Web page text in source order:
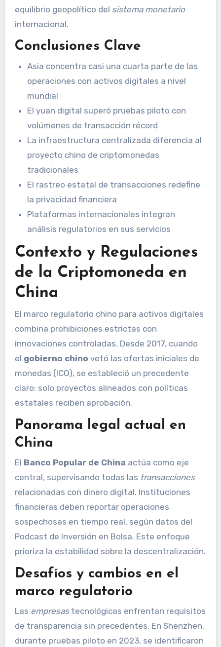
equilibrio geopolítico del sistema monetario
internacional.
Conclusiones Clave
Asia concentra casi una cuarta parte de las
operaciones con activos digitales a nivel
mundial
El yuan digital superó pruebas piloto con
volúmenes de transacción récord
La infraestructura centralizada diferencia al
proyecto chino de criptomonedas
tradicionales
El rastreo estatal de transacciones redefine
la privacidad financiera
Plataformas internacionales integran
análisis regulatorios en sus servicios
Contexto y Regulaciones
de la Criptomoneda en
China
El marco regulatorio chino para activos digitales
combina prohibiciones estrictas con
innovaciones controladas. Desde 2017, cuando
el gobierno chino vetó las ofertas iniciales de
monedas (ICO), se estableció un precedente
claro: solo proyectos alineados con políticas
estatales reciben aprobación.
Panorama legal actual en
China
El Banco Popular de China actúa como eje
central, supervisando todas las transacciones
relacionadas con dinero digital. Instituciones
financieras deben reportar operaciones
sospechosas en tiempo real, según datos del
Podcast de Inversión en Bolsa. Este enfoque
prioriza la estabilidad sobre la descentralización.
Desafíos y cambios en el
marco regulatorio
Las empresastecnológicas enfrentan requisitos
de transparencia sin precedentes. En Shenzhen,
durante pruebas piloto en 2023, se identificaron